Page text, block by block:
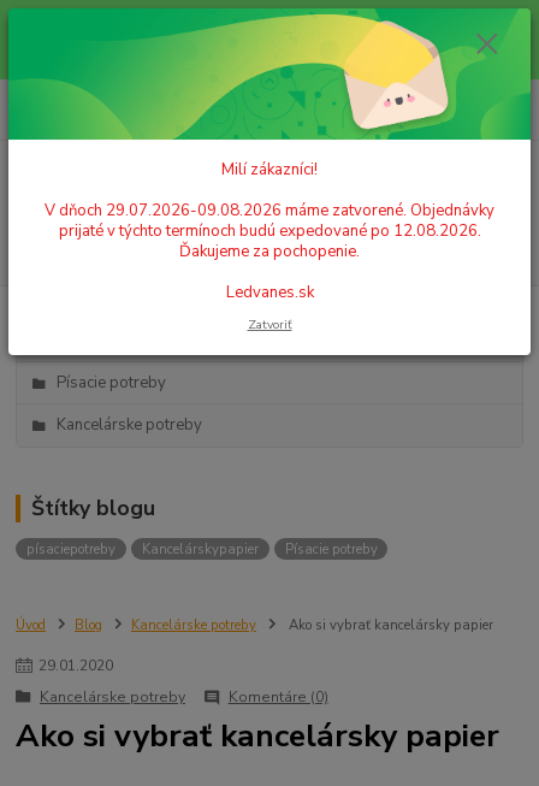
Milí zákazníci! V dňoch 29.07.2026-09.08.2026 máme zatvorené.
Objednávky prijaté v týchto termínoch budú expedované po 12.08.2026.
Ďakujeme za pochopenie. Ledvanes.sk
+421 908 755 958
Po. - Pia. od 9:00 hod. - 16:00 hod.
za0,00 EUR
Písacie potreby
Kancelárske potreby
Štítky blogu
písaciepotreby Kancelárskypapier Písacie potreby
Úvod Blog Kancelárske potreby Ako si vybrať kancelársky papier
29.01.2020
Kancelárske potreby
Komentáre (0)
Ako si vybrať kancelársky papier
Milí zákazníci!
V dňoch 29.07.2026-09.08.2026 máme zatvorené. Objednávky
prijaté v týchto termínoch budú expedované po 12.08.2026.
Ďakujeme za pochopenie.
Ledvanes.sk
Zatvoriť